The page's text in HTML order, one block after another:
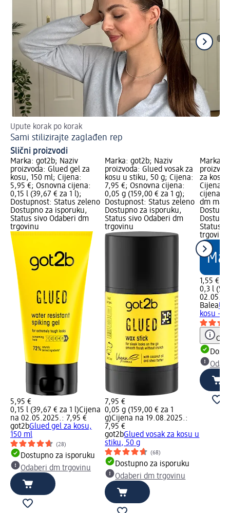
Upute korak po korak
Sami stilizirajte zaglađen rep
Slični proizvodi
Marka: got2b; Naziv
proizvoda: Glued gel za
kosu, 150 ml; Cijena:
5,95 €; Osnovna cijena:
0,15 l (39,67 € za 1 l);
Dostupnost: Status zeleno
Dostupno za isporuku,
Status sivo Odaberi dm
trgovinu
5,95 €
0,15 l (39,67 € za 1 l)Cijena
na 02.05.2025.: 7,95 €
got2bGlued gel za kosu,
150 ml
(28)
Dostupno za isporuku
Odaberi dm trgovinu
Marka: got2b; Naziv
proizvoda: Glued vosak za
kosu u stiku, 50 g; Cijena:
7,95 €; Osnovna cijena:
0,05 g (159,00 € za 1 g);
Dostupnost: Status zeleno
Dostupno za isporuku,
Status sivo Odaberi dm
trgovinu
7,95 €
0,05 g (159,00 € za 1
g)Cijena na 19.08.2025.:
7,95 €
got2bGlued vosak za kosu u
stiku, 50 g
(68)
Dostupno za isporuku
Odaberi dm trgovinu
Marka:
za kosu
Cijena:
cijena:
dm
Status
trgovinu
1,55 €
0,3 l
Balea
kosu –